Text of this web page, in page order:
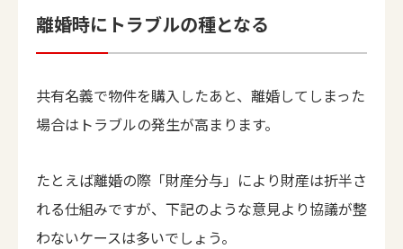
離婚時にトラブルの種となる
共有名義で物件を購入したあと、離婚してしまった
場合はトラブルの発生が高まります。
たとえば離婚の際「財産分与」により財産は折半さ
れる仕組みですが、下記のような意見より協議が整
わないケースは多いでしょう。